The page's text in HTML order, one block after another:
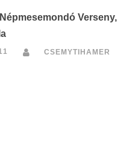
Verseny,
CSEMYTIHAMER